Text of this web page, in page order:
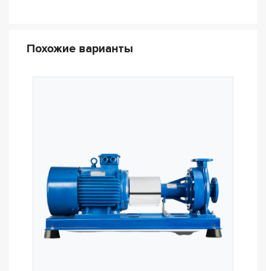
Похожие варианты